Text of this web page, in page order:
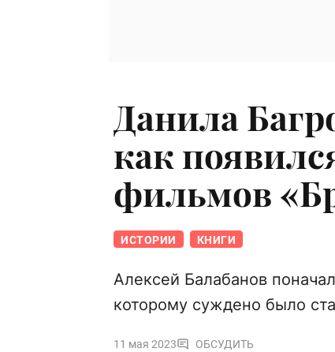
Данила
как
фильмов
ИСТОРИИ КНИГИ
Алексей Балабанов
которому суждено было
11 мая 2023 ОБСУДИТЬ